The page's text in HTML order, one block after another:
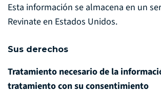
Esta información se almacena en un
Revinate en Estados Unidos.
Sus derechos
Tratamiento necesario de la
tratamiento con su consentimiento